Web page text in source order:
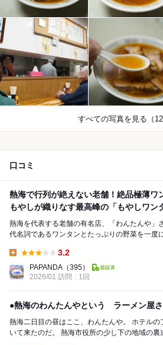
すべての写真を見る（
口コミ
熱海で行列が絶えない老舗！絶品極薄ワ
もやしが織りなす最高峰の「もやしワン
熱海を代表する老舗の有名店、「わんたんや」さんへ。 今回
代名詞であるワンタンとたっぷりの野菜を一度
3.2
PAPANDA （395）
2026/01 訪問
1回
●熱海のわんたんやという ラーメン屋
熱海二日目の昼はここ、わんたんや。 ホテルのフロントで、お勧めを聞
いて来たのだ。 熱海市役所の少し下の地域の裏道に面している。 地図が